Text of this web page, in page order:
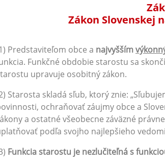
Zákon Slovenskej
Predstaviteľom obce a najvyšším
Funkčné obdobie starostu sa
upravuje osobitný zákon.
Starosta skladá sľub, ktorý znie:
ochraňovať záujmy obce a
a ostatné všeobecne záväzné
podľa svojho najlepšieho
Funkcia starostu je nezlučiteľná s